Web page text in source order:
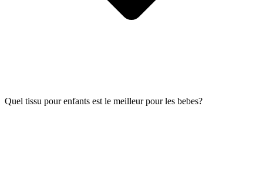
Quel tissu pour enfants est le meilleur pour les bebes?